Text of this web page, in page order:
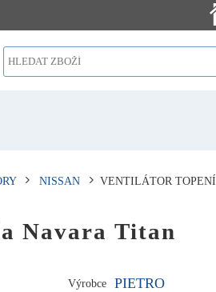
NISSAN VENTILÁTOR
Navara Titan
Výrobce PIETRO